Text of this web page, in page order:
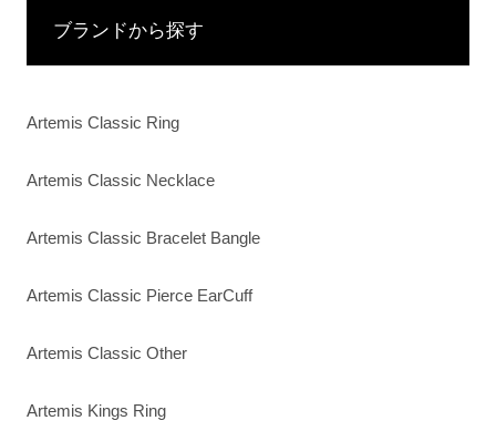
ブランドから探す
Artemis Classic Ring
Artemis Classic Necklace
Artemis Classic Bracelet Bangle
Artemis Classic Pierce EarCuff
Artemis Classic Other
Artemis Kings Ring